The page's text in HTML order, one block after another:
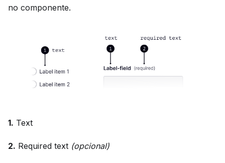
no componente.
1. Text
2. Required text (opcional)